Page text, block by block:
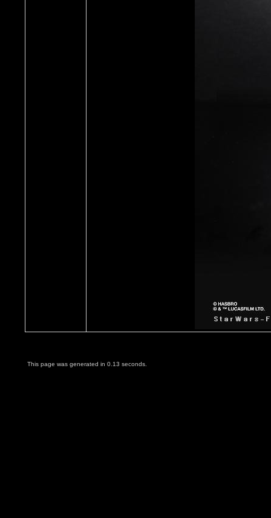
This page was generated in 0.13 seconds.